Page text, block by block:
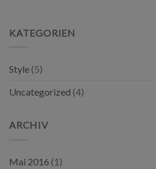
KATEGORIEN
Style (5)
Uncategorized (4)
ARCHIV
Mai 2016 (1)